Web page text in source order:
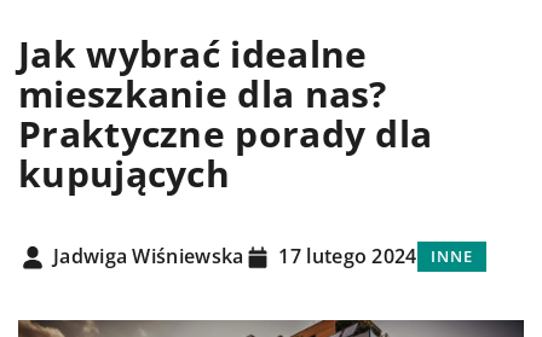
Jak wybrać idealne
mieszkanie dla nas?
Praktyczne porady dla
kupujących
Jadwiga Wiśniewska 17 lutego 2024 INNE